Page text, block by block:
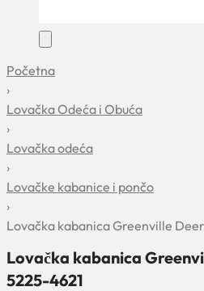
Početna
›
Lovačka Odeća i Obuća
›
Lovačka odeća
›
Lovačke kabanice i pončo
›
Lovačka kabanica Greenville
Lovačka kabanica
5225-4621